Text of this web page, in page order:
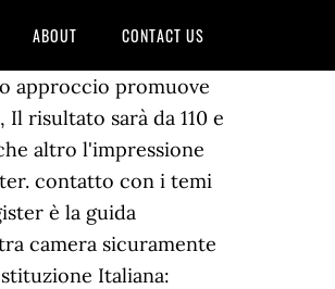
ABOUT CONTACT US
approccio promuove
risultato sarà da 110 e
altro l'impressione
contatto con i temi
è la guida
camera sicuramente
Italiana: